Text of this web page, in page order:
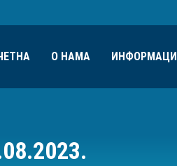
О НАМА